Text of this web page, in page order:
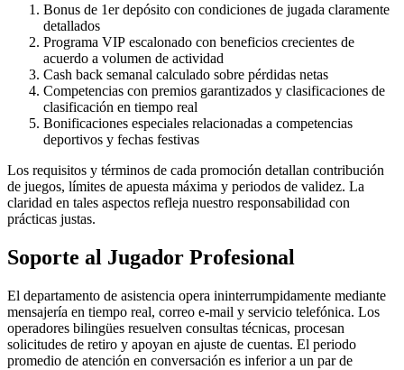
Bonus de 1er depósito con condiciones de jugada claramente
detallados
Programa VIP escalonado con beneficios crecientes de
acuerdo a volumen de actividad
Cash back semanal calculado sobre pérdidas netas
Competencias con premios garantizados y clasificaciones de
clasificación en tiempo real
Bonificaciones especiales relacionadas a competencias
deportivos y fechas festivas
Los requisitos y términos de cada promoción detallan contribución
de juegos, límites de apuesta máxima y periodos de validez. La
claridad en tales aspectos refleja nuestro responsabilidad con
prácticas justas.
Soporte al Jugador Profesional
El departamento de asistencia opera ininterrumpidamente mediante
mensajería en tiempo real, correo e-mail y servicio telefónica. Los
operadores bilingües resuelven consultas técnicas, procesan
solicitudes de retiro y apoyan en ajuste de cuentas. El periodo
promedio de atención en conversación es inferior a un par de